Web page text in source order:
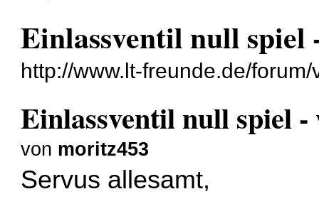
Einlassventil null spiel
http://www.lt-freunde.de/
Einlassventil null spiel
von moritz453
Servus allesamt,